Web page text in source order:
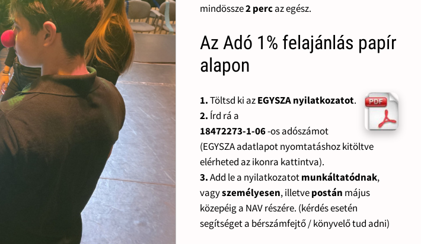
mindössze2 percaz egész.
Az Adó 1% felajánlás papír
alapon
1.Töltsd ki azEGYSZA nyilatkozatot.
2. Írd rá a
18472273-1-06-os adószámot
(EGYSZA adatlapot nyomtatáshoz kitöltve
elérheted az ikonra kattintva).
3.Add le a nyilatkozatotmunkáltatódnak,
vagyszemélyesen, illetvepostán május
közepéig a NAV részére. (kérdés esetén
segítséget a bérszámfejtő / könyvelő tud adni)